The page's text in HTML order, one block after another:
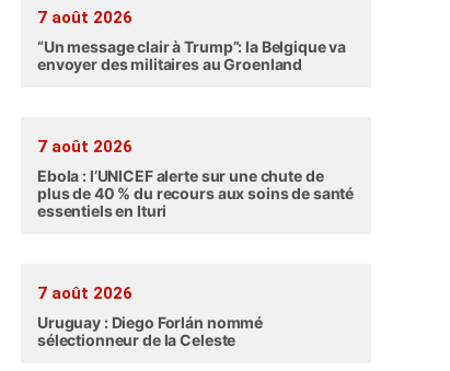
7 août 2026
“Un message clair à Trump”: la Belgique va
envoyer des militaires au Groenland
7 août 2026
Ebola : l’UNICEF alerte sur une chute de
plus de 40 % du recours aux soins de santé
essentiels en Ituri
7 août 2026
Uruguay : Diego Forlán nommé
sélectionneur de la Celeste